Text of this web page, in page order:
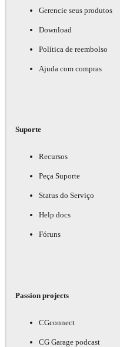
Gerencie seus produtos
Download
Política de reembolso
Ajuda com compras
Suporte
Recursos
Peça Suporte
Status do Serviço
Help docs
Fóruns
Passion projects
CGconnect
CG Garage podcast